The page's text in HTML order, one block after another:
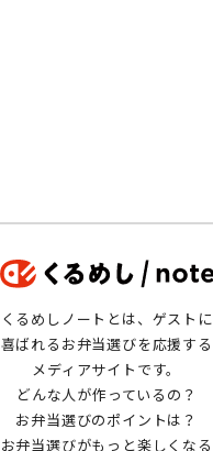
くるめしノートとは、ゲストに
喜ばれるお弁当選びを応援する
メディアサイトです。
どんな人が作っているの？
お弁当選びのポイントは？
お弁当選びがもっと楽しくなる